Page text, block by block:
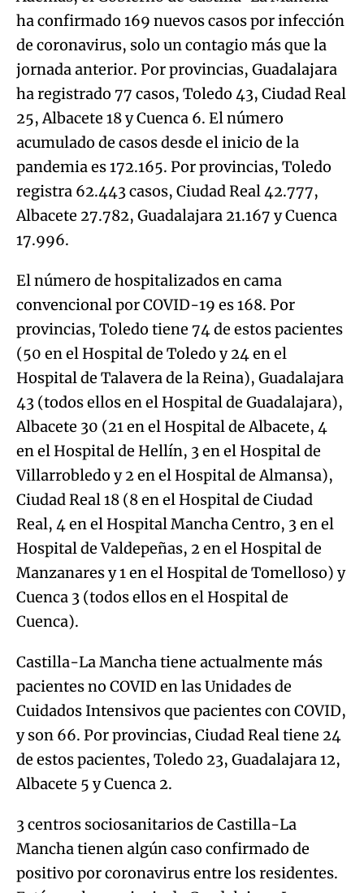
ha confirmado 169 nuevos casos por infección
de coronavirus, solo un contagio más que la
jornada anterior. Por provincias, Guadalajara
ha registrado 77 casos, Toledo 43, Ciudad Real
25, Albacete 18 y Cuenca 6. El número
acumulado de casos desde el inicio de la
pandemia es 172.165. Por provincias, Toledo
registra 62.443 casos, Ciudad Real 42.777,
Albacete 27.782, Guadalajara 21.167 y Cuenca
17.996.
El número de hospitalizados en cama
convencional por COVID-19 es 168. Por
provincias, Toledo tiene 74 de estos pacientes
(50 en el Hospital de Toledo y 24 en el
Hospital de Talavera de la Reina), Guadalajara
43 (todos ellos en el Hospital de Guadalajara),
Albacete 30 (21 en el Hospital de Albacete, 4
en el Hospital de Hellín, 3 en el Hospital de
Villarrobledo y 2 en el Hospital de Almansa),
Ciudad Real 18 (8 en el Hospital de Ciudad
Real, 4 en el Hospital Mancha Centro, 3 en el
Hospital de Valdepeñas, 2 en el Hospital de
Manzanares y 1 en el Hospital de Tomelloso) y
Cuenca 3 (todos ellos en el Hospital de
Cuenca).
Castilla-La Mancha tiene actualmente más
pacientes no COVID en las Unidades de
Cuidados Intensivos que pacientes con COVID,
y son 66. Por provincias, Ciudad Real tiene 24
de estos pacientes, Toledo 23, Guadalajara 12,
Albacete 5 y Cuenca 2.
3 centros sociosanitarios de Castilla-La
Mancha tienen algún caso confirmado de
positivo por coronavirus entre los residentes.